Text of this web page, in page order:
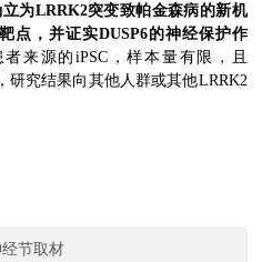
为LRRK2突变致帕金森病的新机
点，并证实DUSP6的神经保护作
者来源的iPSC ，样本量有限，且
研究结果向其他人群或其他LRRK2
节取材